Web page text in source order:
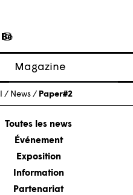
Magazine
Articles
À propos
Numéros
/ News / Paper#2
Toutes les news
Événement
Exposition
Information
Partenariat